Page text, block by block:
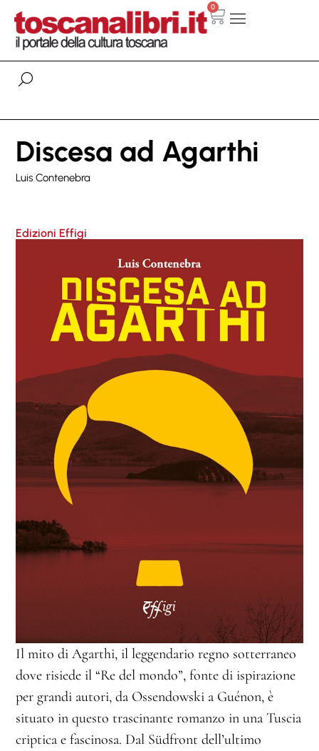
0
Discesa ad Agarthi
Luis Contenebra
Edizioni Effigi
Il mito di Agarthi, il leggendario regno sotterraneo
dove risiede il “Re del mondo”, fonte di ispirazione
per grandi autori, da Ossendowski a Guénon, è
situato in questo trascinante romanzo in una Tuscia
criptica e fascinosa. Dal Südfront dell’ultimo